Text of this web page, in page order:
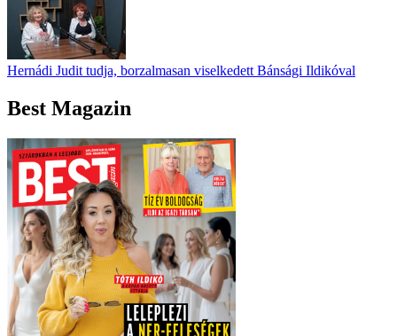
Hernádi Judit tudja, borzalmasan viselkedett Bánsági Ildikóval
Best Magazin